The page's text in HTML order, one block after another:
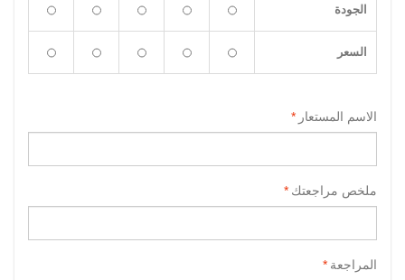
الجودة
السعر
* الاسم المستعار
* ملخص مراجعتك
* المراجعة